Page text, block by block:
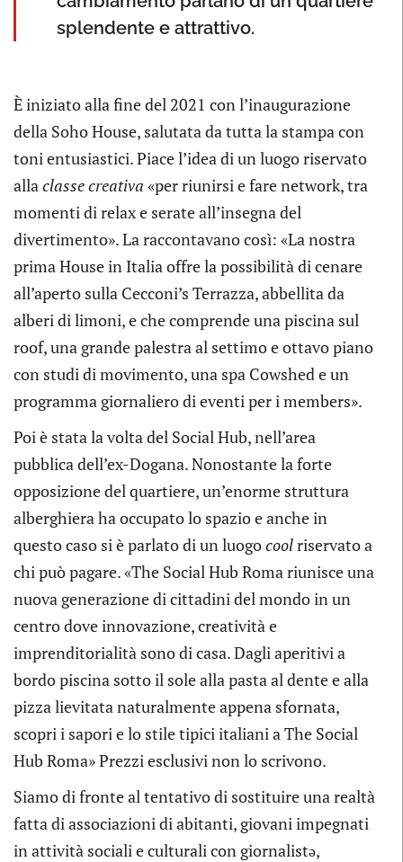
splendente e attrattivo.
È iniziato alla fine del 2021 con l’inaugurazione
della Soho House, salutata da tutta la stampa con
toni entusiastici. Piace l’idea di un luogo riservato
allaclasse creativa «per riunirsi e fare network, tra
momenti di relax e serate all’insegna del
divertimento». La raccontavano così: «La nostra
prima House in Italia offre la possibilità di cenare
all’aperto sulla Cecconi’s Terrazza, abbellita da
alberi di limoni, e che comprende una piscina sul
roof, una grande palestra al settimo e ottavo piano
con studi di movimento, una spa Cowshed e un
programma giornaliero di eventi per i members».
Poi è stata la volta del Social Hub, nell’area
pubblica dell’ex-Dogana. Nonostante la forte
opposizione del quartiere, un’enorme struttura
alberghiera ha occupato lo spazio e anche in
questo caso si è parlato di un luogocoolriservato a
chi può pagare. «The Social Hub Roma riunisce una
nuova generazione di cittadini del mondo in un
centro dove innovazione, creatività e
imprenditorialità sono di casa. Dagli aperitivi a
bordo piscina sotto il sole alla pasta al dente e alla
pizza lievitata naturalmente appena sfornata,
scopri i sapori e lo stile tipici italiani a The Social
Hub Roma» Prezzi esclusivi non lo scrivono.
Siamo di fronte al tentativo di sostituire una realtà
fatta di associazioni di abitanti, giovani impegnati
in attività sociali e culturali con giornalistə,